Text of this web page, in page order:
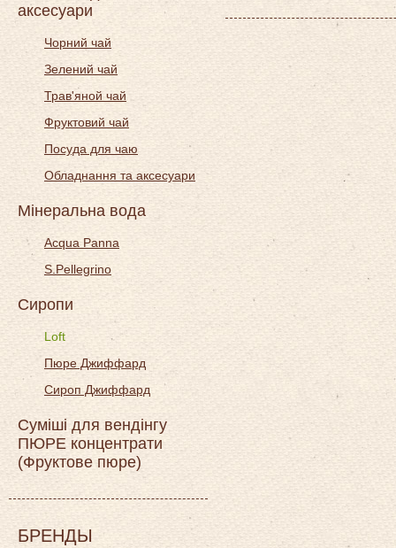
аксесуари
Чорний чай
Зелений чай
Трав'яной чай
Фруктовий чай
Посуда для чаю
Обладнання та аксесуари
Мінеральна вода
Acqua Panna
S.Pellegrino
Сиропи
Loft
Пюре Джиффард
Сироп Джиффард
Суміші для вендінгу
ПЮРЕ концентрати
(Фруктове пюре)
БРЕНДЫ